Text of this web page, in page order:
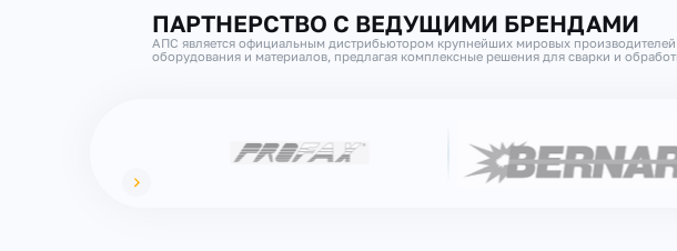
ПАРТНЕРСТВО С ВЕДУЩИМИ БРЕНДАМИ
АПС является официальным дистрибьютором крупнейших мировых производителей
оборудования и материалов, предлагая комплексные решения для сварки и